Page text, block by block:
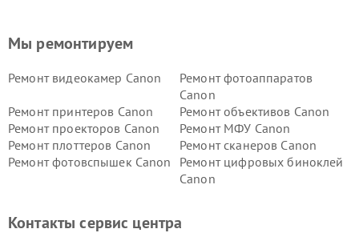
Мы ремонтируем
Ремонт видеокамер Canon
Ремонт фотоаппаратов
Canon
Ремонт принтеров Canon
Ремонт объективов Canon
Ремонт проекторов Canon
Ремонт МФУ Canon
Ремонт плоттеров Canon
Ремонт сканеров Canon
Ремонт фотовспышек Canon
Ремонт цифровых биноклей
Canon
Контакты сервис центра